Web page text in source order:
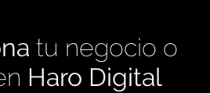
tu negocio o
Haro Digital